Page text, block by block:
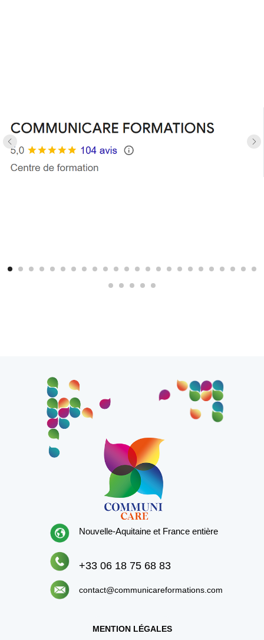
+33 06 18 75 68 83
Nouvelle-Aquitaine et France entière
contact@communicareformations.com
MENTION LÉGALES